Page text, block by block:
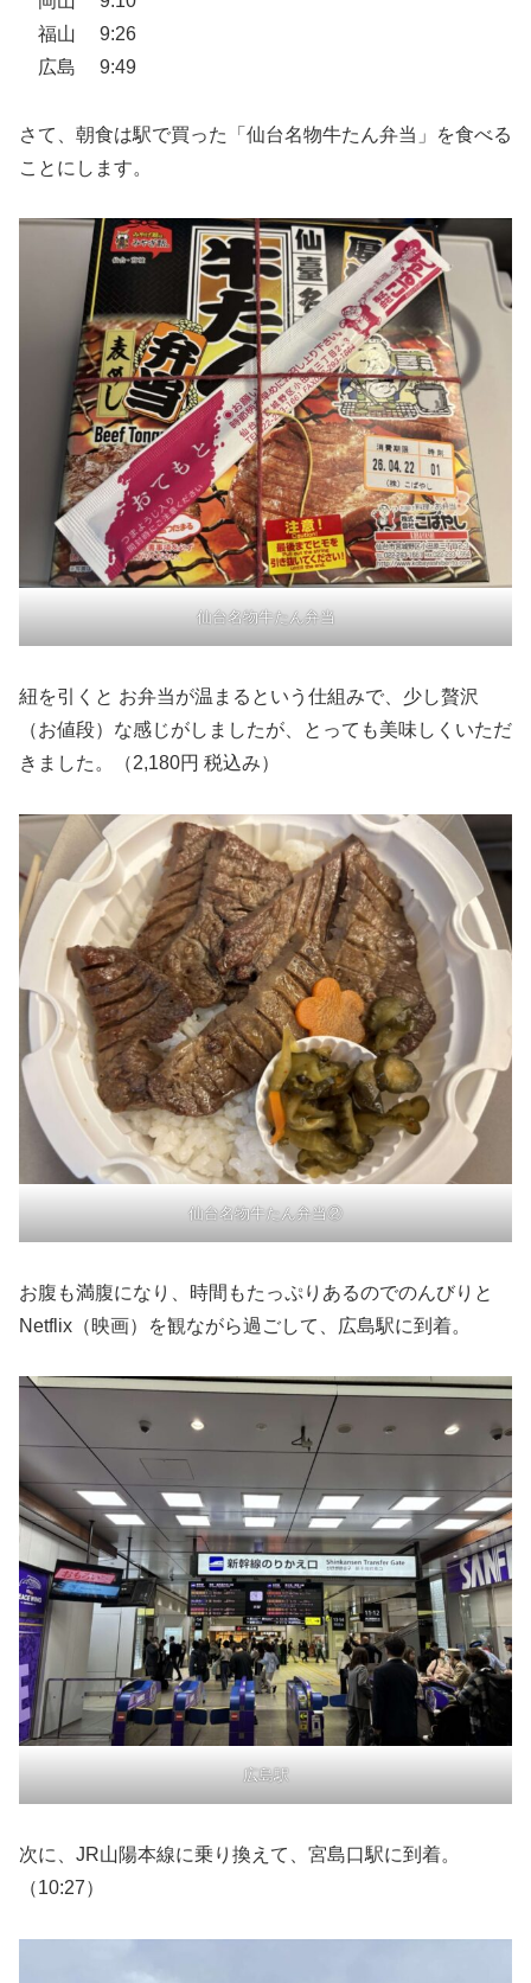
福山 9:26
広島 9:49
さて、朝食は駅で買った「仙台名物牛たん弁当」を食べる
ことにします。
仙台名物牛たん弁当
紐を引くと お弁当が温まるという仕組みで、少し贅沢
（お値段）な感じがしましたが、とっても美味しくいただ
きました。（2,180円 税込み）
仙台名物牛たん弁当②
お腹も満腹になり、時間もたっぷりあるのでのんびりと
Netflix（映画）を観ながら過ごして、広島駅に到着。
広島駅
次に、JR山陽本線に乗り換えて、宮島口駅に到着。
（10:27）